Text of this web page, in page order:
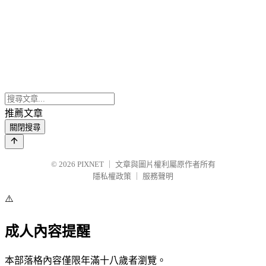
推薦文章
關閉搜尋
© 2026 PIXNET
文章與圖片權利屬原作者所有
隱私權政策
服務聲明
⚠️
成人內容提醒
本部落格內容僅限年滿十八歲者瀏覽。